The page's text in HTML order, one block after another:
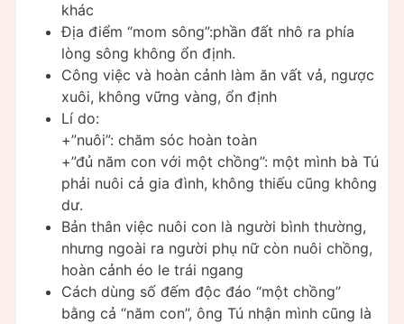
khác
Địa điểm “mom sông”:phần đất nhô ra phía
lòng sông không ổn định.
Công việc và hoàn cảnh làm ăn vất vả, ngược
xuôi, không vững vàng, ổn định
Lí do:
+”nuôi”: chăm sóc hoàn toàn
+”đủ năm con với một chồng”: một mình bà Tú
phải nuôi cả gia đình, không thiếu cũng không
dư.
Bản thân việc nuôi con là người bình thường,
nhưng ngoài ra người phụ nữ còn nuôi chồng,
hoàn cảnh éo le trái ngang
Cách dùng số đếm độc đáo “một chồng”
bằng cả “năm con”, ông Tú nhận mình cũng là